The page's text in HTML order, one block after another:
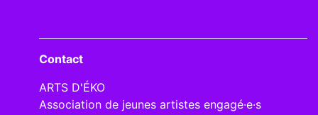
Contact
ARTS D'ÉKO
Association de jeunes artistes engagé·e·s